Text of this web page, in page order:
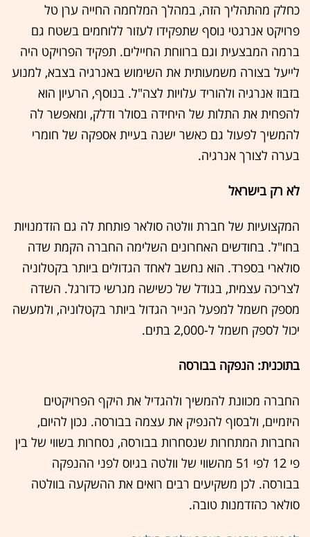
כחלק מהתהליך הזה, במהלך המלחמה החייה ערן טל
פרויקט אנרגטי נוסף שתפקידו לעזור ללוחמים בשטח גם
ברמה המבצעית וגם ברווחת החיילים. תפקיד הפרויקט היה
לייעל בצורה משמעותית את השימוש באנרגיה בצבא, למנוע
בזבוז אנרגיה ולהוריד עלויות לצה"ל. בנוסף, הרעיון הוא
להפחית את התלות של היחידה בסולר ודלק, ומאפשר לה
להמשיך לפעול גם כאשר ישנה בעיית אספקה של חומרי
בערה לצורך אנרגיה.
לא רק בישראל
המקצועיות של חברת וולטה סולאר פותחת לה גם הזדמנויות
בחו"ל. בחודשים האחרונים השלימה החברה הקמת שדה
סולארי בספרד. הוא נחשב לאחד הגדולים ביותר בקטלוניה
לצריכה עצמית, בגודל של כשישה מגרשי כדורגל. השדה
מספק חשמל למפעל הנייר הגדול ביותר בקטלוניה, ולמעשה
יכול לספק חשמל ל-2,000 בתים.
בתוכנית: הנפקה בבורסה
החברה מכוונת להמשיך ולהגדיל את היקף הפרויקטים
היזמיים, ולבסוף להנפיק את עצמה בבורסה. נכון להיום,
החברות המתחרות שנסחרות בבורסה, נסחרות בשווי של בין
פי 12 לפי 51 מהשווי של וולטה בגיוס לפני ההנפקה
בבורסה. לכן משקיעים רבים רואים את ההשקעה בוולטה
סולאר כהזדמנות טובה.